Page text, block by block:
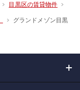
目黒区の賃貸物件
グランドメゾン目黒